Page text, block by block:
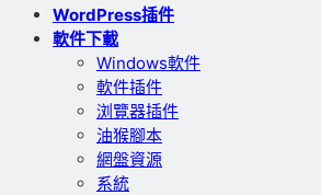
WordPress插件
軟件下載
Windows軟件
軟件插件
浏覽器插件
油猴腳本
網盤資源
系統